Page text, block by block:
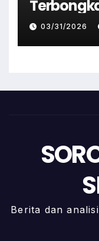
Terlibat
03/31/2026
Berita dan